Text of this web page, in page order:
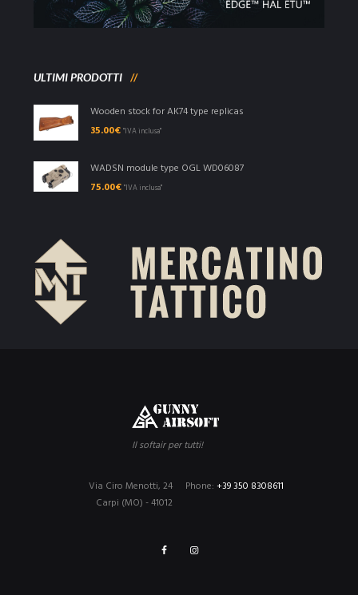
ULTIMI PRODOTTI
Wooden stock for AK74 type replicas
35.00€ "IVA inclusa"
WADSN module type OGL WD06087
75.00€ "IVA inclusa"
Il softair per tutti!
Phone: +39 350 8308611
Via Ciro Menotti, 24
Carpi (MO) - 41012